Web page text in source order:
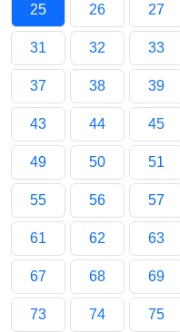
25 26 27
31 32 33
37 38 39
43 44 45
49 50 51
55 56 57
61 62 63
67 68 69
73 74 75